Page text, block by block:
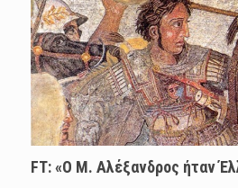
FT: «Ο Μ. Αλέξανδρος ήταν